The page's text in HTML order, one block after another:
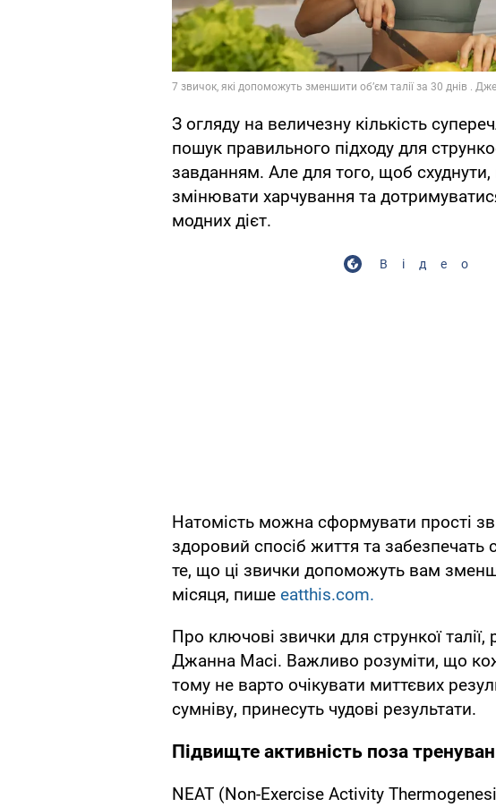
З огляду на величезну кількість
пошук правильного підходу для
завданням. Але для того, щоб
змінювати харчування та
модних дієт.
Відео
Натомість можна сформувати прості
здоровий спосіб життя та забезпечать
те, що ці звички допоможуть вам
місяця, пише eatthis.com.
Про ключові звички для стрункої талії,
Джанна Масі. Важливо розуміти, що
тому не варто очікувати миттєвих
сумніву, принесуть чудові результати.
Підвищте активність поза
NEAT (Non-Exercise Activity